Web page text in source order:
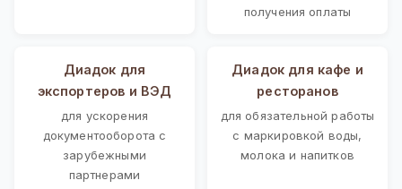
получения оплаты
Диадок для
экспортеров и ВЭД
для ускорения
документооборота с
зарубежными
партнерами
Диадок для кафе и
ресторанов
для обязательной работы
с маркировкой воды,
молока и напитков